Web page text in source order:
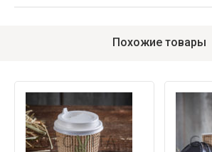
Похожие товары